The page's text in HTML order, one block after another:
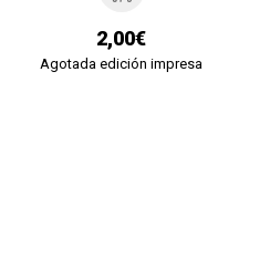
2,00€
Agotada edición impresa